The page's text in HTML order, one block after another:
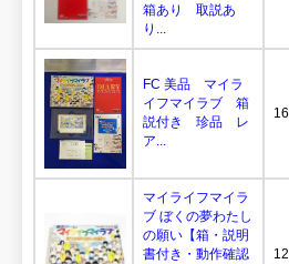
箱あり 取説あ
り...
FC 美品 マイラ
イフマイラブ 箱
説付き 珍品 レ
ア...
マイライフマイラ
ブ ぼくの夢わたし
の願い【箱・説明
書付き・動作確認